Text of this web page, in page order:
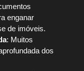
enganar
de imóveis.
: Muitos
dos